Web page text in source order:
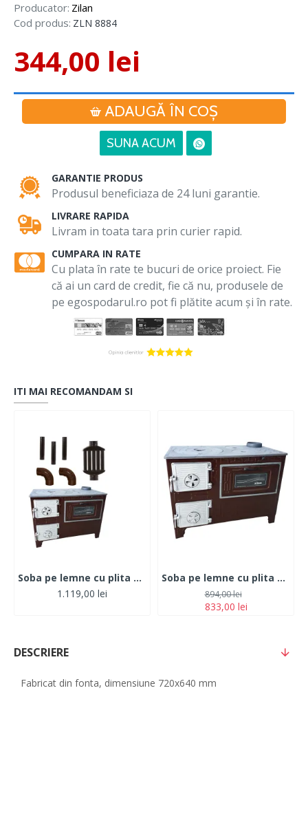
Producator: Zilan
Cod produs: ZLN 8884
344,00 lei
ADAUGĂ ÎN COŞ
SUNA ACUM
GARANTIE PRODUS
Produsul beneficiaza de 24 luni garantie.
LIVRARE RAPIDA
Livram in toata tara prin curier rapid.
CUMPARA IN RATE
Cu plata în rate te bucuri de orice proiect. Fie
că ai un card de credit, fie că nu, produsele de
pe egospodarul.ro pot fi plătite acum și în rate.
ITI MAI RECOMANDAM SI
Soba pe lemne cu plita si cuptor ECO 40 ZILAN, Evacuare dreapta+ 3 Burlane + Recuperator + 2 Coturi
1.119,00 lei
Soba pe lemne cu plita si cuptor ECO 40 ZILAN, Evacuare dreapta, Diametru evacuare 130 mm
833,00 lei
894,00 lei
DESCRIERE
Fabricat din fonta, dimensiune 720x640 mm